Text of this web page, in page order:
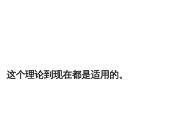
这个理论到现在都是适用的。